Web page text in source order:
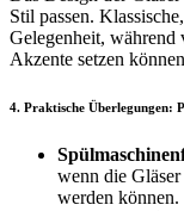
Stil passen.
Gelegenheit, während
Akzente setzen
4. Praktische Überlegungen:
wenn die
werden können.